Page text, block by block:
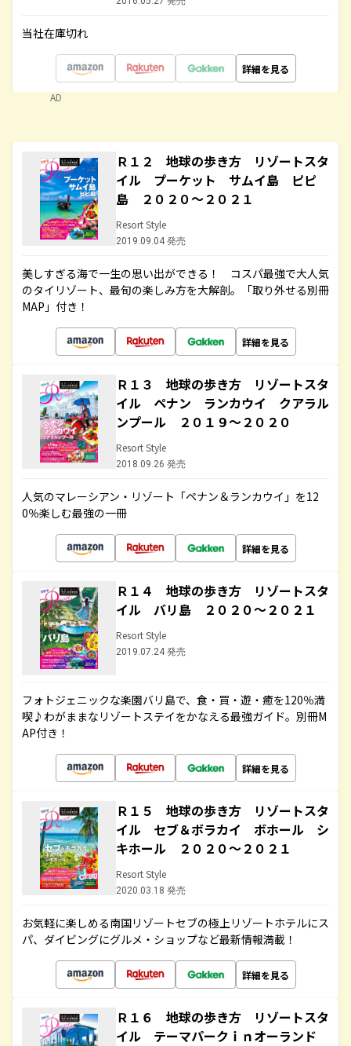
当社在庫切れ
詳細を見る
AD
Ｒ１２ 地球の歩き方 リゾートスタ
イル プーケット サムイ島 ピピ
島 ２０２０～２０２１
Resort Style
2019.09.04 発売
美しすぎる海で一生の思い出ができる！ コスパ最強で大人気
のタイリゾート、最旬の楽しみ方を大解剖。「取り外せる別冊
MAP」付き！
詳細を見る
Ｒ１３ 地球の歩き方 リゾートスタ
イル ペナン ランカウイ クアラル
ンプール ２０１９～２０２０
Resort Style
2018.09.26 発売
人気のマレーシアン・リゾート「ペナン＆ランカウイ」を12
0％楽しむ最強の一冊
詳細を見る
Ｒ１４ 地球の歩き方 リゾートスタ
イル バリ島 ２０２０～２０２１
Resort Style
2019.07.24 発売
フォトジェニックな楽園バリ島で、食・買・遊・癒を120％満
喫♪わがままなリゾートステイをかなえる最強ガイド。別冊M
AP付き！
詳細を見る
Ｒ１５ 地球の歩き方 リゾートスタ
イル セブ＆ボラカイ ボホール シ
キホール ２０２０～２０２１
Resort Style
2020.03.18 発売
お気軽に楽しめる南国リゾートセブの極上リゾートホテルにス
パ、ダイビングにグルメ・ショップなど最新情報満載！
詳細を見る
Ｒ１６ 地球の歩き方 リゾートスタ
イル テーマパークｉｎオーランド